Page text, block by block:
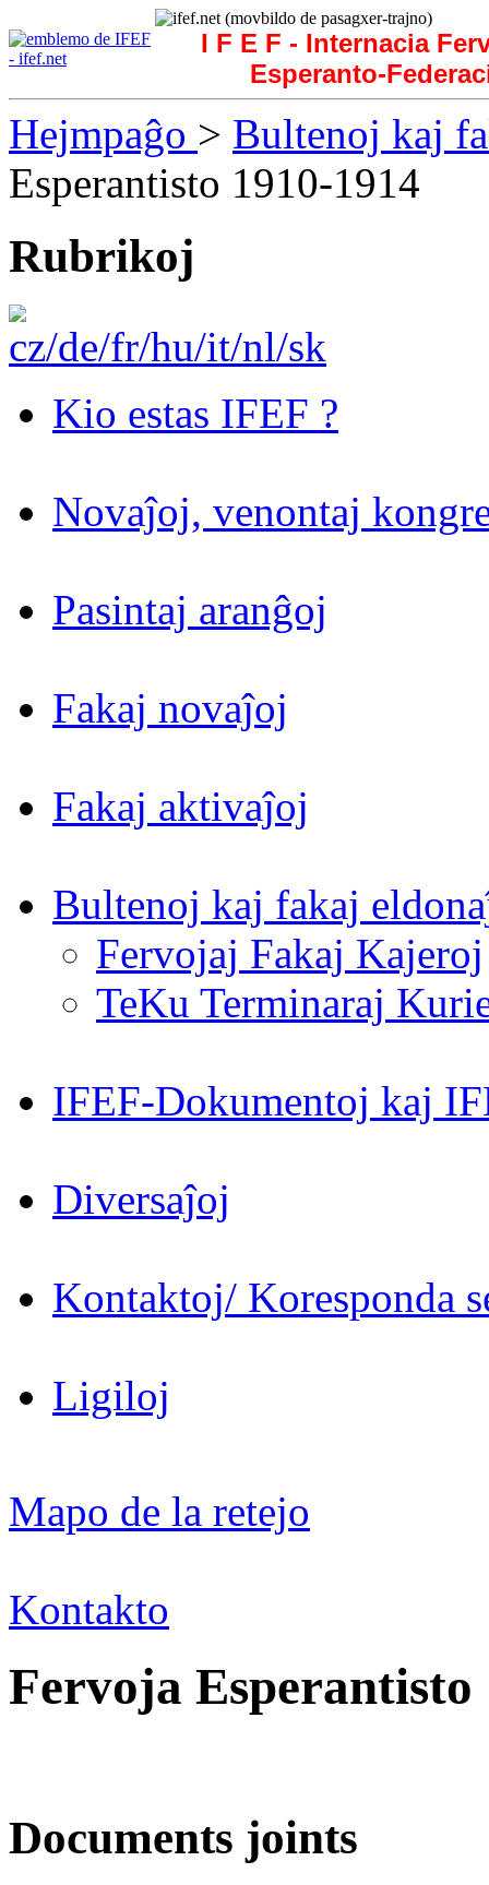
I F E F - Internacia
Esperanto-
Hejmpaĝo > Bultenoj kaj
Esperantisto 1910-1914
Rubrikoj
Kio estas IFEF ?
Novaĵoj, venontaj
Pasintaj aranĝoj
Fakaj novaĵoj
Fakaj aktivaĵoj
Bultenoj kaj fakaj
Fervojaj Fakaj Kajeroj
TeKu Terminaraj
IFEF-Dokumentoj kaj
Diversaĵoj
Kontaktoj/ Koresponda
Ligiloj
Mapo de la retejo
Kontakto
Fervoja Esperantisto
Documents joints